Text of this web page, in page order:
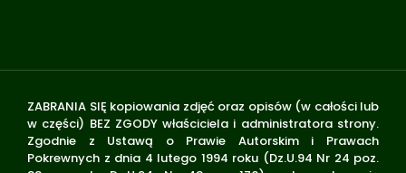
ZABRANIA SIĘ kopiowania zdjęć oraz opisów (w całości lub
w części) BEZ ZGODY właściciela i administratora strony.
Zgodnie z Ustawą o Prawie Autorskim i Prawach
Pokrewnych z dnia 4 lutego 1994 roku (Dz.U.94 Nr 24 poz.